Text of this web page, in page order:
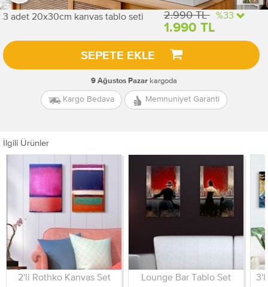
2.990 TL %33
1.990 TL
3 adet 20x30cm kanvas tablo seti
SEPETE EKLE
9 Ağustos Pazar kargoda
Kargo Bedava Memnuniyet Garanti
İlgili Ürünler
2'li Rothko Kanvas Set Lounge Bar Tablo Set